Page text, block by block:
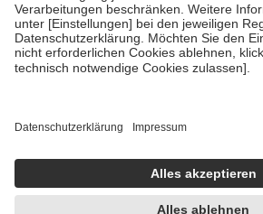
• Kindern und Jugendlichen bis zum
mit Ausnahme der Fahrkosten
• Untersuchungen zur Vorsorge und
GKV getragen werden
Einholung von Bewertungen. Trusted
getroffen, um sicherzustellen, dass es sich
handelt. Mehr Informationen findest du